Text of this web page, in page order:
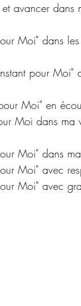
Moi" dans
pour
Moi" en
Moi dans
Moi" dans
Moi" avec
Moi" avec